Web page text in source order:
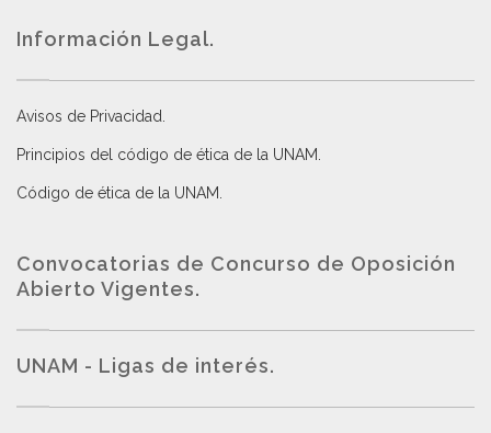
Información Legal.
Avisos de Privacidad
Principios del código de ética de la UNAM
Código de ética de la UNAM
Convocatorias de Concurso de Oposición
Abierto Vigentes.
UNAM - Ligas de interés.